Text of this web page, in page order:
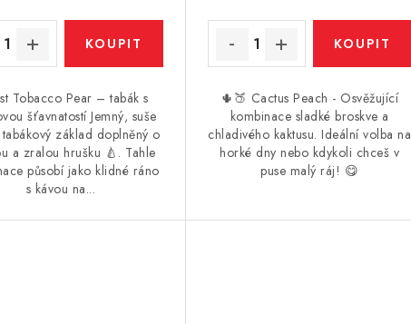
Tobacco Pear – tabák s
šťavnatostí Jemný, suše
základ doplněný o
a zralou hrušku 🍐. Tahle
působí jako klidné ráno
s kávou na...
🌵🍑 Cactus Peach - Osvěžující
kombinace sladké broskve a
chladivého kaktusu. Ideální volba na
horké dny nebo kdykoli chceš v
puse malý ráj! 😋